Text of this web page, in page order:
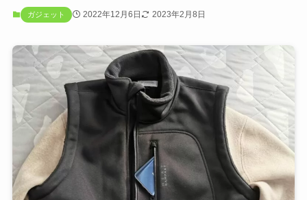
ガジェット 2022年12月6日 2023年2月8日